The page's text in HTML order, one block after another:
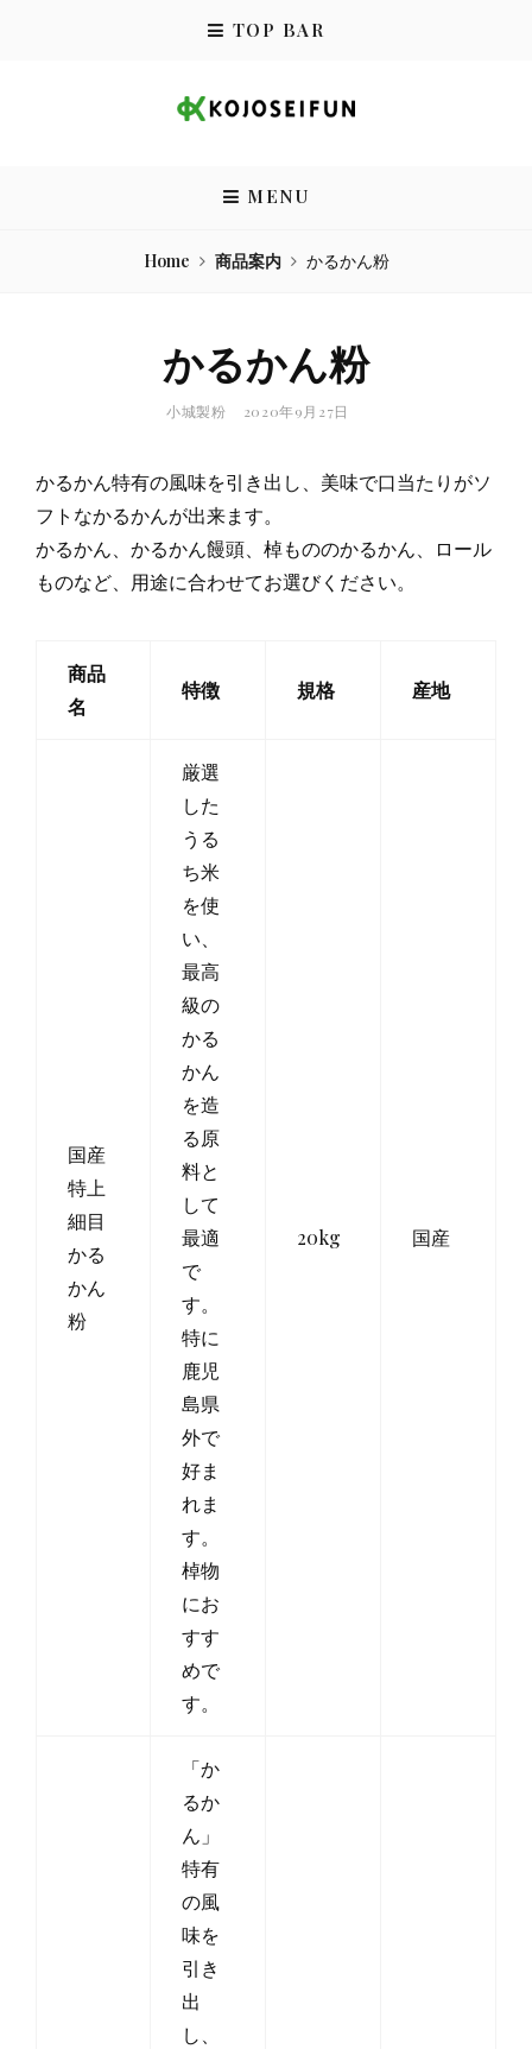
TOP BAR
MENU
Home 商品案内 かるかん粉
かるかん粉
BY
小城製粉
POSTED
2020年9月27日
かるかん特有の風味を引き出し、美味で口当たりがソ
フトなかるかんが出来ます。
かるかん、かるかん饅頭、棹もののかるかん、ロール
ものなど、用途に合わせてお選びください。
商品
名
特徴 規格 産地
国産
特上
細目
かる
かん
粉
厳選
した
うる
ち米
を使
い、
最高
級の
かる
かん
を造
る原
料と
して
最適
で
す。
特に
鹿児
島県
外で
好ま
れま
す。
棹物
にお
すす
めで
す。
20kg 国産
「か
るか
ん」
特有
の風
味を
引き
出
し、